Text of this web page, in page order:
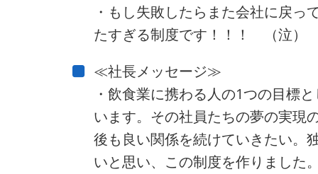
・もし失敗したらまた会社に戻
たすぎる制度です！！！ （泣）
≪社長メッセージ≫
・飲食業に携わる人の1つの目標
います。その社員たちの夢の実現
後も良い関係を続けていきたい。
いと思い、この制度を作りました